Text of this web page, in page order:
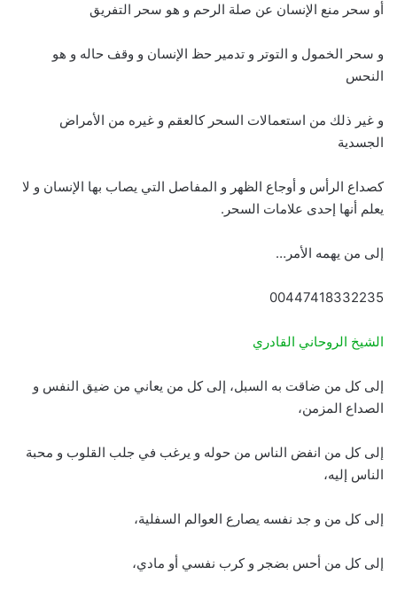
أو سحر منع الإنسان عن صلة الرحم و هو سحر التفريق
و سحر الخمول و التوتر و تدمير حظ الإنسان و وقف حاله و هو
النحس
و غير ذلك من استعمالات السحر كالعقم و غيره من الأمراض
الجسدية
كصداع الرأس و أوجاع الظهر و المفاصل التي يصاب بها الإنسان و لا
يعلم أنها إحدى علامات السحر.
إلى من يهمه الأمر…
00447418332235
الشيخ الروحاني القادري
إلى كل من ضاقت به السبل، إلى كل من يعاني من ضيق النفس و
الصداع المزمن،
إلى كل من انفض الناس من حوله و يرغب في جلب القلوب و محبة
الناس إليه،
إلى كل من و جد نفسه يصارع العوالم السفلية،
إلى كل من أحس بضجر و كرب نفسي أو مادي،